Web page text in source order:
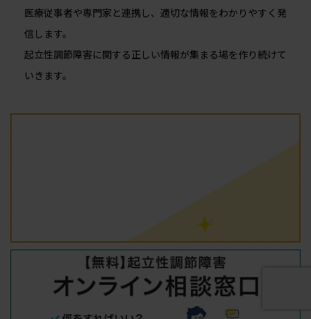
医療従事者や専門家と連携し、適切な情報をわかりやすく発
信します。
起立性調節障害に関する正しい情報が集まる場を作り続けて
いきます。